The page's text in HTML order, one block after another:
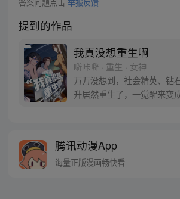
提到的作品
我真没想重生啊
噼咔噼 · 重生 · 女神
万万没想到，社会精英、钻
升居然重生了，一觉醒来变
腾讯动漫App
海量正版漫画畅快看